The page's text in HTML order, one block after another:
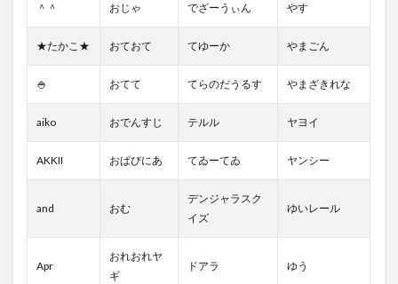
＾＾ おじゃ でざーうぃん やす
★たかこ★ おておて てゆーか やまごん
🍚 おてて てらのだうるす やまざきれな
aiko おでんすじ テルル ヤヨイ
AKKII おぱびにあ てゐーてゐ ヤンシー
and おむ
デンジャラスク
イズ
ゆいレール
Apr
おれおれヤ
ギ
ドアラ ゆう